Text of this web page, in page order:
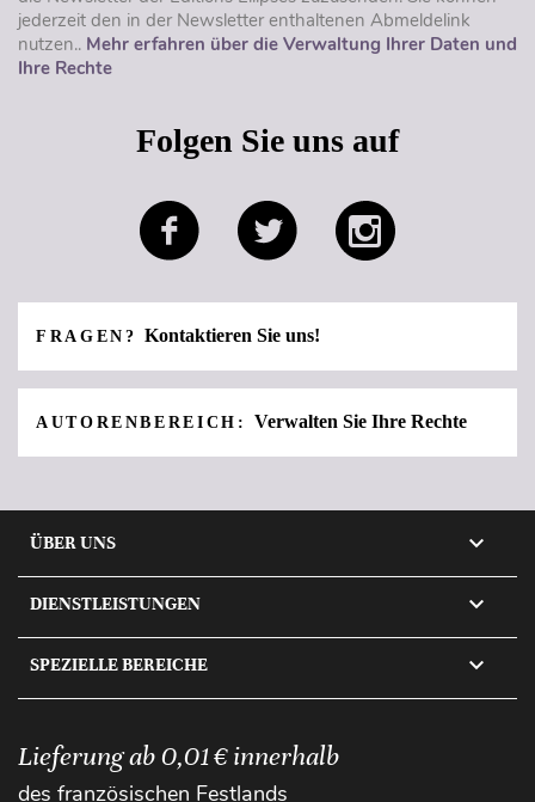
jederzeit den in der Newsletter enthaltenen Abmeldelink
nutzen.. Mehr erfahren über die Verwaltung Ihrer Daten und
Ihre Rechte
Folgen Sie uns auf
FRAGEN?Kontaktieren Sie uns!
AUTORENBEREICH:Verwalten Sie Ihre Rechte
ÜBER UNS 
DIENSTLEISTUNGEN 
SPEZIELLE BEREICHE 
Lieferung ab 0,01 € innerhalb
des französischen Festlands